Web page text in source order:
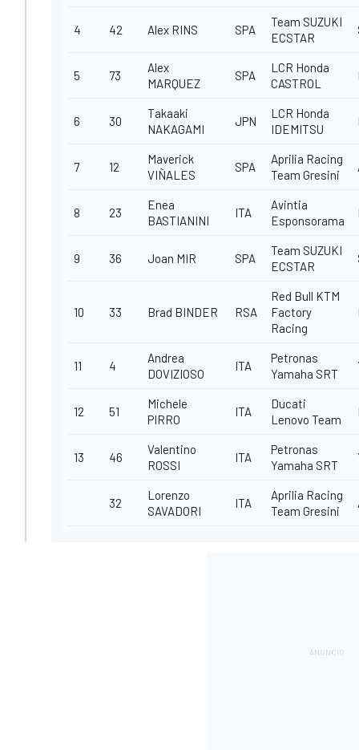
4 42 Alex RINS SPA
Team SUZUKI
ECSTAR
5 73
Alex
MARQUEZ
SPA
LCR Honda
CASTROL
6 30
Takaaki
NAKAGAMI
JPN
LCR Honda
IDEMITSU
7 12
Maverick
VIÑALES
SPA
Aprilia Racing
Team Gresini
8 23
Enea
BASTIANINI
ITA
Avintia
Esponsorama
9 36 Joan MIR SPA
Team SUZUKI
ECSTAR
10 33 Brad BINDER RSA
Red Bull KTM
Factory
Racing
11 4
Andrea
DOVIZIOSO
ITA
Petronas
Yamaha SRT
12 51
Michele
PIRRO
ITA
Ducati
Lenovo Team
13 46
Valentino
ROSSI
ITA
Petronas
Yamaha SRT
32
Lorenzo
SAVADORI
ITA
Aprilia Racing
Team Gresini